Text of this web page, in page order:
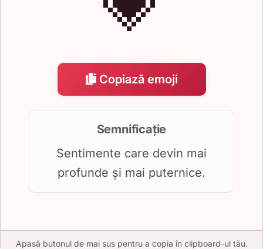
Copiază emoji
Semnificație
Sentimente care devin mai
profunde și mai puternice.
Apasă butonul de mai sus pentru a copia în clipboard-ul tău.